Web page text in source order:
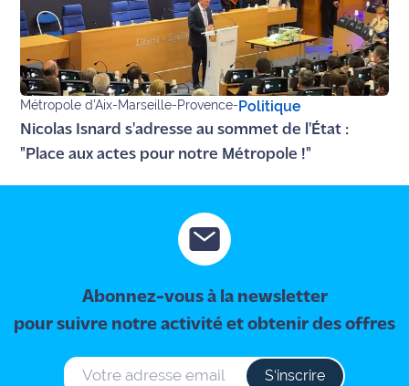
Métropole d'Aix-Marseille-Provence-Politique
Nicolas Isnard s'adresse au sommet de l'État :
"Place aux actes pour notre Métropole !"
Abonnez-vous à la newsletter
pour suivre notre activité et obtenir des offres
S‘inscrire